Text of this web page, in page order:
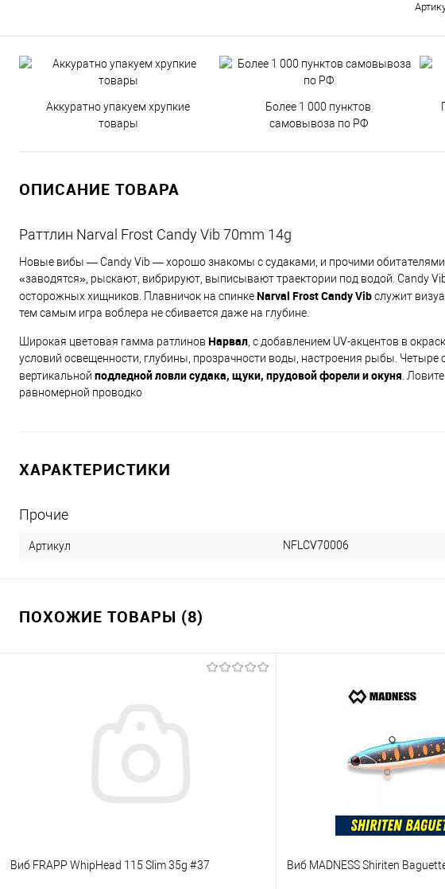
Аккуратно упакуем хрупкие
товары
Более 1 000 пунктов
самовывоза по РФ
ОПИСАНИЕ ТОВАРА
Раттлин Narval Frost Candy Vib 70mm 14g
Новые вибы — Candy Vib — хорошо знакомы с судаками, и прочими
«заводятся», рыскают, вибрируют, выписывают траектории под водой. Candy
осторожных хищников. Плавничок на спинке Narval Frost Candy Vibслужит
тем самым игра воблера не сбивается даже на глубине.
Широкая цветовая гамма ратлинов Нарвал , с добавлением UV-акцентов в
условий освещенности, глубины, прозрачности воды, настроения рыбы.
вертикальной подледной ловли судака, щуки, прудовой форели и окуня .
равномерной проводко
ХАРАКТЕРИСТИКИ
Прочие
Артикул NFLCV70006
ПОХОЖИЕ ТОВАРЫ (8)
Виб FRAPP WhipHead 115 Slim 35g #37 Виб MADNESS Shiriten